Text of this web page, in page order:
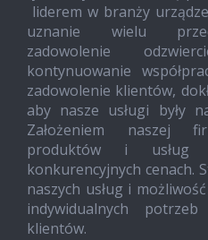
liderem w branży
uznanie wielu
zadowolenie
kontynuowanie
zadowolenie klientów,
aby nasze usługi były
Założeniem naszej
produktów i usług
konkurencyjnych cenach.
naszych usług i
indywidualnych
klientów.